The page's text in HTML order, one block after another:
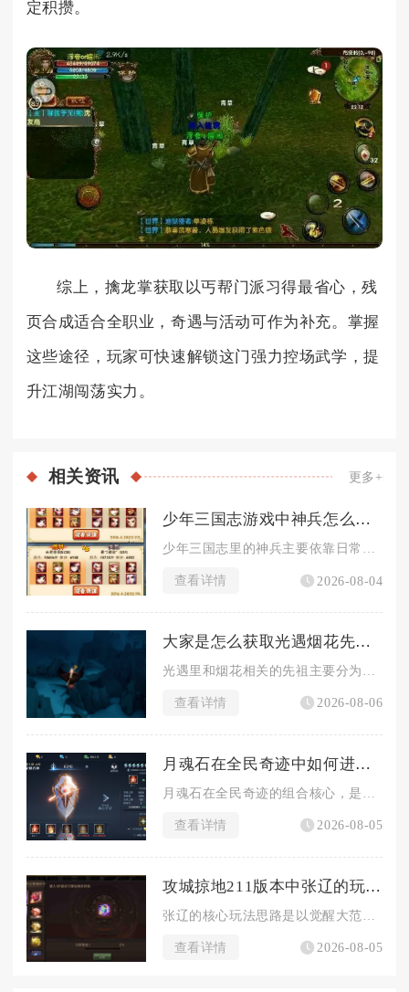
定积攒。
综上，擒龙掌获取以丐帮门派习得最省心，残
页合成适合全职业，奇遇与活动可作为补充。掌握
这些途径，玩家可快速解锁这门强力控场武学，提
升江湖闯荡实力。
相关资讯 更多+
少年三国志游戏中神兵怎么获取
少年三国志里的神兵主要依靠日常副本积累碎片、各类商店兑换以及...
查看详情 2026-08-04
大家是怎么获取光遇烟花先祖的
查看详情 2026-08-06
月魂石在全民奇迹中如何进行组合
查看详情 2026-08-05
攻城掠地211版本中张辽的玩法技巧是什么
查看详情 2026-08-05